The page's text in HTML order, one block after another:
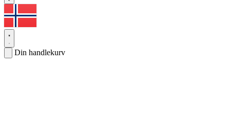
Din handlekurv